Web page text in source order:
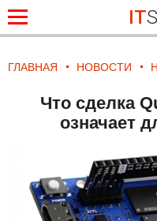
IT
ГЛАВНАЯ НОВОСТИ
Что сделка
означает